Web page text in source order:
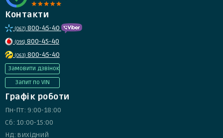
Контакти
(067) 800-45-40
(095) 800-45-40
(063) 800-45-40
Замовити дзвінок
Запит по VIN
Графік роботи
Пн-Пт: 9:00-18:00
Сб: 10:00-15:00
Нд: вихідний